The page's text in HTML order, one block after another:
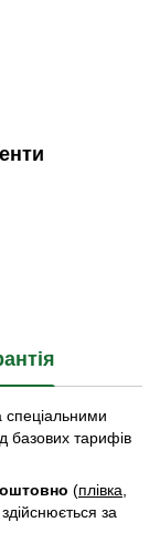
спеціальними
базових тарифів
(плівка,
за